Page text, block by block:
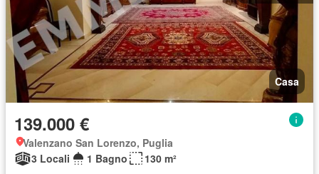
Casa
139.000 €
Valenzano San Lorenzo, Puglia
3 Locali
1 Bagno 130 m²